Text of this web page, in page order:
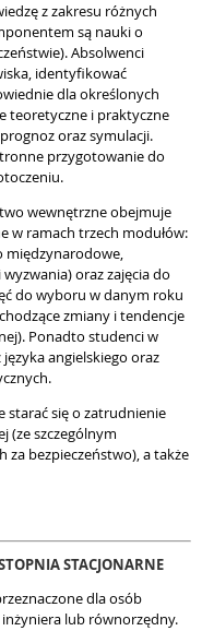
z zakresu różnych
są nauki o
Absolwenci
identyfikować
dla określonych
teoretyczne i praktyczne
oraz symulacji.
przygotowanie do
wewnętrzne obejmuje
w ramach trzech modułów:
międzynarodowe,
wyzwania)orazzajęcia do
do wyboru w danym roku
zmiany i tendencje
Ponadto studenci w
angielskiego oraz
starać się o zatrudnienie
(ze szczególnym
bezpieczeństwo), a także
STACJONARNE
dla osób
lub równorzędny.